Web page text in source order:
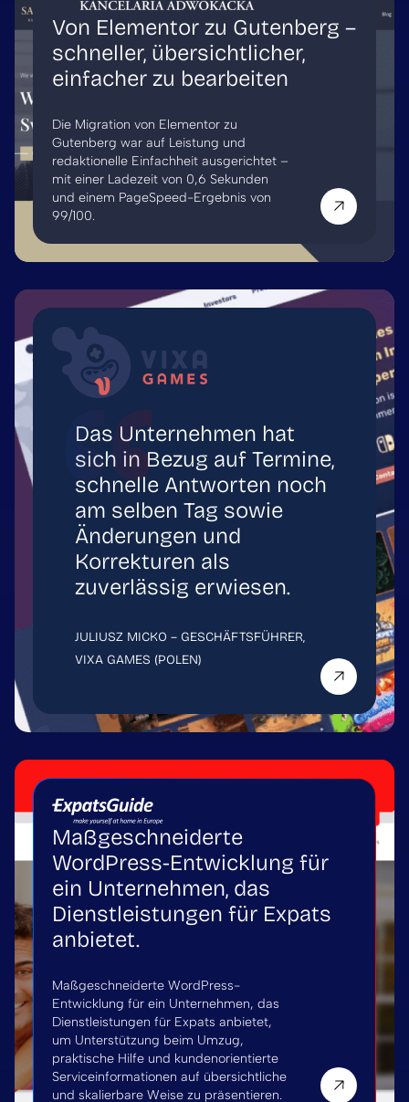
Von Elementor zu Gutenberg –
schneller, übersichtlicher,
einfacher zu bearbeiten
Die Migration von Elementor zu
Gutenberg war auf Leistung und
redaktionelle Einfachheit ausgerichtet –
mit einer Ladezeit von 0,6 Sekunden
und einem PageSpeed-Ergebnis von
99/100.
Das Unternehmen hat
sich in Bezug auf Termine,
schnelle Antworten noch
am selben Tag sowie
Änderungen und
Korrekturen als
zuverlässig erwiesen.
JULIUSZ MICKO – GESCHÄFTSFÜHRER,
VIXA GAMES (POLEN)
Maßgeschneiderte
WordPress-Entwicklung für
ein Unternehmen, das
Dienstleistungen für Expats
anbietet.
Maßgeschneiderte WordPress-
Entwicklung für ein Unternehmen, das
Dienstleistungen für Expats anbietet,
um Unterstützung beim Umzug,
praktische Hilfe und kundenorientierte
Serviceinformationen auf übersichtliche
und skalierbare Weise zu präsentieren.